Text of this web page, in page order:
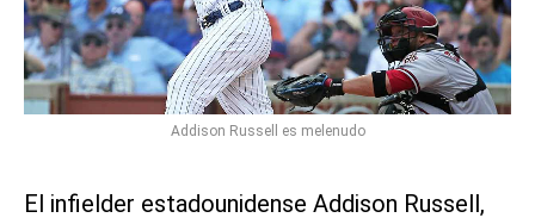
Addison Russell es melenudo
El infielder estadounidense Addison Russell,